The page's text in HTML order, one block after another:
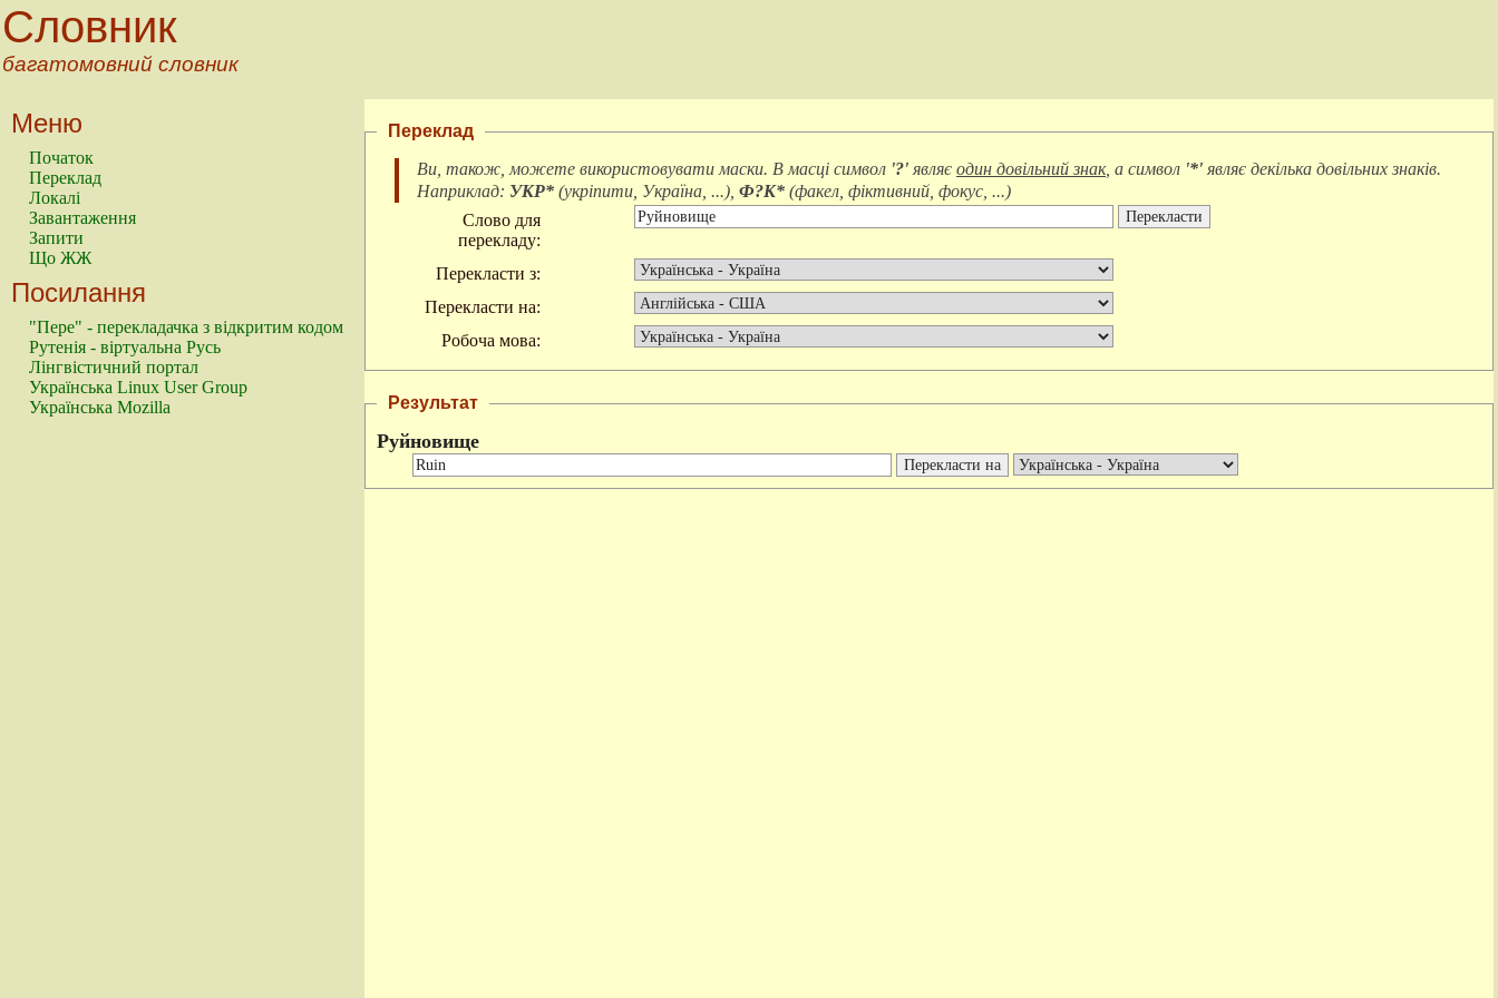
Словник
багатомовний словник
Меню
Початок
Переклад
Локалі
Завантаження
Запити
Що ЖЖ
Посилання
"Пере" - перекладачка з відкритим кодом
Рутенія - віртуальна Русь
Лінгвістичний портал
Українська Linux User Group
Українська Mozilla
Переклад
Ви, також, можете використовувати маски. В масці символ '?' являє один довільний знак, а символ '*' являє декілька довільних знаків.
Наприклад: УКР* (укріпити, Україна, ...), Ф?К* (факел, фіктивний, фокус, ...)
Слово для
перекладу:
Перекласти з:
Перекласти на:
Робоча мова:
Результат
Руйновище